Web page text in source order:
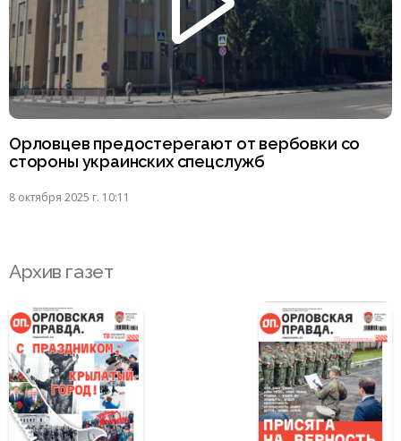
Орловцев предостерегают от вербовки со
стороны украинских спецслужб
8 октября 2025 г. 10:11
Архив газет